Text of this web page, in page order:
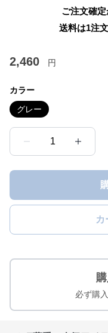
ご注文確
送料は1注
2,460 円
カラー
グレー
1
カ
必ず購